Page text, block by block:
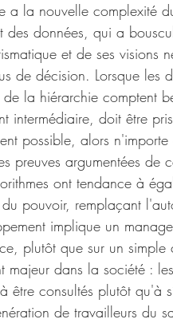
a la nouvelle complexité
des données, qui a
et de ses visions
de décision. Lorsque les
la hiérarchie comptent
intermédiaire, doit être
possible, alors
preuves argumentées
ont tendance à
pouvoir, remplaçant
implique un
plutôt que sur un
majeur dans la société :
être consultés plutôt qu'à
de travailleurs du